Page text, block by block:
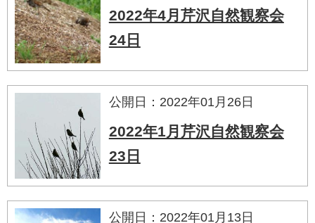
2022年4月芹沢自然観察会
24日
公開日：2022年01月26日
2022年1月芹沢自然観察会
23日
公開日：2022年01月13日